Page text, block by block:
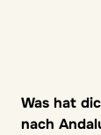
Was hat
nach